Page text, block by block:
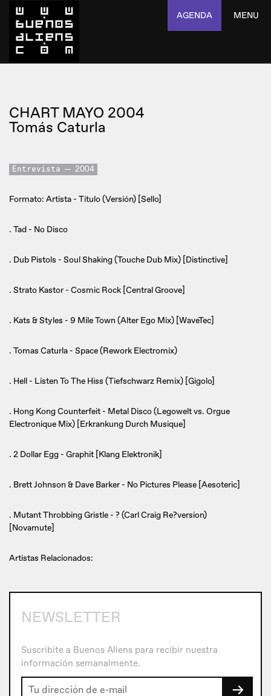
AGENDA MENU
CHART MAYO 2004
Tomás Caturla
Entrevista 2004
Formato: Artista - Título (Versión) [Sello]
. Tad - No Disco
. Dub Pistols - Soul Shaking (Touche Dub Mix) [Distinctive]
. Strato Kastor - Cosmic Rock [Central Groove]
. Kats & Styles - 9 Mile Town (Alter Ego Mix) [WaveTec]
. Tomas Caturla - Space (Rework Electromix)
. Hell - Listen To The Hiss (Tiefschwarz Remix) [Gigolo]
. Hong Kong Counterfeit - Metal Disco (Legowelt vs. Orgue
Electronique Mix) [Erkrankung Durch Musique]
. 2 Dollar Egg - Graphit [Klang Elektronik]
. Brett Johnson & Dave Barker - No Pictures Please [Aesoteric]
. Mutant Throbbing Gristle - ? (Carl Craig Re?version)
[Novamute]
Artistas Relacionados:
NEWSLETTER
Suscribite a Buenos Aliens para recibir nuestra
información semanalmente.
→